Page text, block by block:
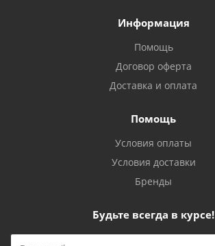
Информация
Помощь
Договор оферта
Доставка и оплата
Помощь
Условия оплаты
Условия доставки
Бренды
Будьте всегда в курсе!